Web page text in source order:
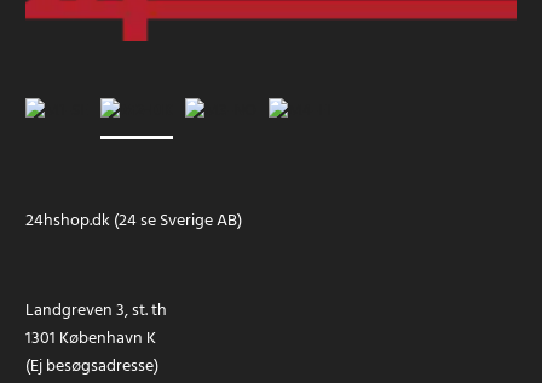
24hshop.dk (24 se Sverige AB)
Landgreven 3, st. th
1301 København K
(Ej besøgsadresse)